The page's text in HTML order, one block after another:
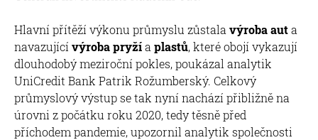
Hlavní přítěží výkonu průmyslu zůstala výroba auta
navazující výroba pryžía plastů, které obojí vykazují
dlouhodobý meziroční pokles, poukázal analytik
UniCredit Bank Patrik Rožumberský. Celkový
průmyslový výstup se tak nyní nachází přibližně na
úrovni z počátku roku 2020, tedy těsně před
příchodem pandemie, upozornil analytik společnosti